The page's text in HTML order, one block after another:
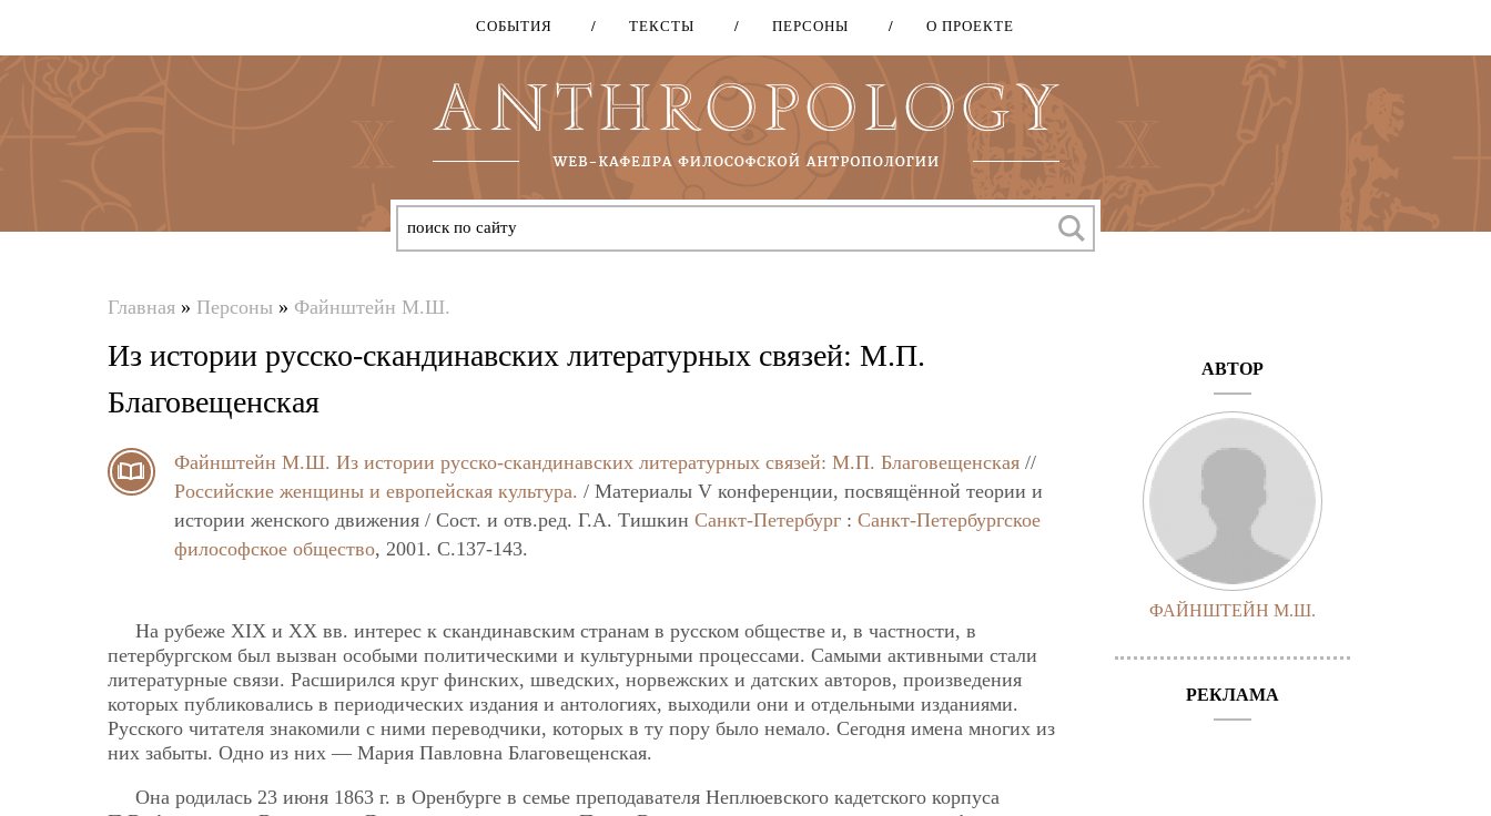
Перейти
основному
содержанию
СОБЫТИЯ ТЕКСТЫ ПЕРСОНЫ О ПРОЕКТЕ
здесь
Главная » Персоны » Файнштейн М.Ш.
Из истории русско-скандинавских литературных связей: М.П.
Благовещенская
Файнштейн М.Ш. Из истории русско-скандинавских литературных связей: М.П. Благовещенская //
Российские женщины и европейская культура. / Материалы V конференции, посвящённой теории и
истории женского движения / Сост. и отв.ред. Г.А. Тишкин Санкт-Петербург : Санкт-Петербургское
философское общество, 2001. C.137-143.
На рубеже XIX и XX вв. интерес к скандинавским странам в русском обществе и, в частности, в
петербургском был вызван особыми политическими и культурными процессами. Самыми активными стали
литературные связи. Расширился круг финских, шведских, норвежских и датских авторов, произведения
которых публиковались в периодических издания и антологиях, выходили они и отдельными изданиями.
Русского читателя знакомили с ними переводчики, которых в ту пору было немало. Сегодня имена многих из
них забыты. Одно из них — Мария Павловна Благовещенская.
Она родилась 23 июня 1863 г. в Оренбурге в семье преподавателя Неплюевского кадетского корпуса
АВТОР
ФАЙНШТЕЙН М.Ш.
РЕКЛАМА